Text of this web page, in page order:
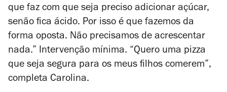
que faz com que seja preciso adicionar açúcar,
senão fica ácido. Por isso é que fazemos da
forma oposta. Não precisamos de acrescentar
nada.” Intervenção mínima. “Quero uma pizza
que seja segura para os meus filhos comerem”,
completa Carolina.